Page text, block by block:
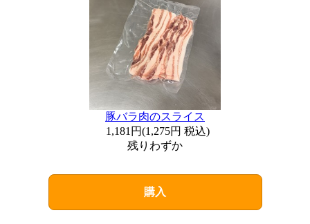
豚バラ肉のスライス
1,181円(1,275円 税込)
残りわずか
購入